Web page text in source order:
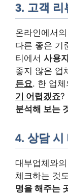
3. 고객 리
온라인에서
다른 좋은 기
티에서 사용
좋지 않은 업
든요. 한 업
기 어렵겠죠?
분석해 보는
4. 상담 시
대부업체와
체크하는 것
명을 해주는